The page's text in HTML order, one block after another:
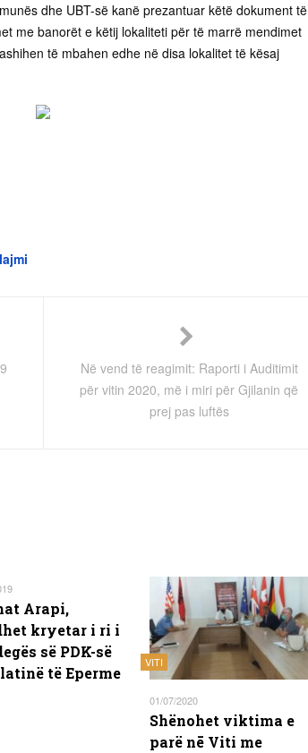
dhe UBT-së kanë prezantuar këtë dokument të
me banorët e këtij lokaliteti për të marrë mendimet
të mbahen edhe në disa lokalitet të kësaj
Në vend të reagimit: Raporti i Auditimit
për vitin 2020, më i miri për Gjilanin që
prej pas luftës
Arapi,
kryetar i ri i
së PDK-së
të Eperme
VITI
01/07/2020
Shënohet viktima e
parë nē Viti me